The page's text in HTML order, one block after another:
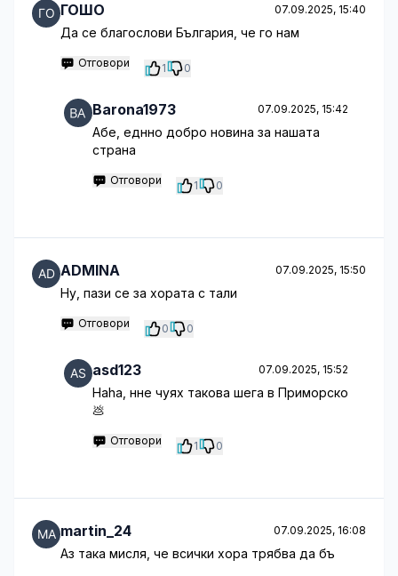
ГОШО 07.09.2025, 15:40
Да се благослови България, че го нам
Отговори 1 0
Barona1973 07.09.2025, 15:42
Абе, еднно добро новина за нашата
страна
Отговори 1 0
ADMINA 07.09.2025, 15:50
Ну, пази се за хората с тали
Отговори 0 0
asd123 07.09.2025, 15:52
Haha, нне чуях такова шега в Приморско
💩
Отговори 1 0
martin_24 07.09.2025, 16:08
Аз така мисля, че всички хора трябва да бъ